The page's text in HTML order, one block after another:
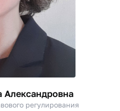
Александровна
регулирования